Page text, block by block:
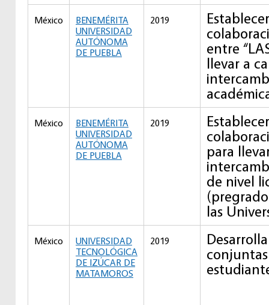
México
BENEMÉRITA
UNIVERSIDAD
AUTÓNOMA
DE PUEBLA
2019
entre
llevar a
México
BENEMÉRITA
UNIVERSIDAD
AUTÓNOMA
DE PUEBLA
2019
para
de nivel
las
México
UNIVERSIDAD
TECNOLÓGICA
DE IZÚCAR DE
MATAMOROS
2019